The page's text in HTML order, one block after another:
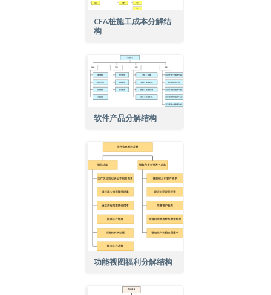
CFA桩施工成本分解结
构
软件产品分解结构
功能视图福利分解结构